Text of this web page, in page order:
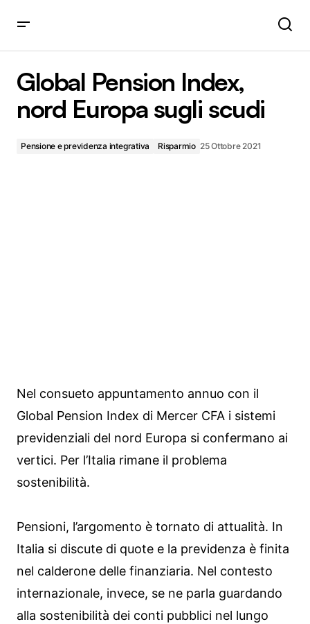
Global Pension Index,
nord Europa sugli scudi
Pensione e previdenza integrativa Risparmio 25 Ottobre 2021
Nel consueto appuntamento annuo con il
Global Pension Index di Mercer CFA i sistemi
previdenziali del nord Europa si confermano ai
vertici. Per l’Italia rimane il problema
sostenibilità.
Pensioni, l’argomento è tornato di attualità. In
Italia si discute di quote e la previdenza è finita
nel calderone delle finanziaria. Nel contesto
internazionale, invece, se ne parla guardando
alla sostenibilità dei conti pubblici nel lungo